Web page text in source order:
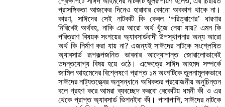
প্রাসঙ্গিকতা আজকের দিনেও হারাবার কোনো অবকাশ থাকে না।
কারণ, সাঈদের সেই নাটকটি কি কেবল ‘পরিত্রাণের’ ধারণার
নিরিখেই অর্থবহ, নাকি এর আরো অর্থ খুঁজে নেয়া যায়? এমন কি
পরিত্রাণ বিষয়ক সংশয়ের অ্যাবসার্ডবাদী উপস্থাপনার অন্য আরো
অর্থ কি নির্মাণ করা যায় না? এজন্যই সাঈদের নাটকে সংশ্লেষিত
অ্যাবসার্ড রূপকল্পজনিত ভাবনার আদ্যোপান্ত জোরালোভাবেই
তদন্তযোগ্য বিষয় হয়ে ওঠে। এক্ষেত্রে সাঈদ আহমদ সম্পর্কে
জামিল আহমেদের বিশ্লেষণে প্রাপ্ত ১ম অংশটিকে তুলনামূলকভাবে
সাঈদের নাট্যতত্ত্বের অনুসন্ধানে অধিকতর প্রয়োজনীয় অনুচিন্তন
বলে গ্রহণ করে আমরা ব্যবচ্ছেদ করবো বেকেটিয় ধমনী কী ও এর
থেকে প্রাপ্ত অ্যাবসার্ড ভিশনইবা কী। পাশাপাশি, সাঈদের নাটকে